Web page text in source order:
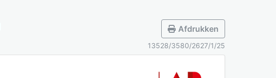
Afdrukken
13528/3580/2627/1/25